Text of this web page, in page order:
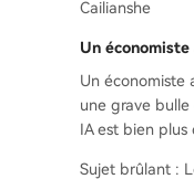
Cailianshe
Un
Un économiste
une grave
IA est bien
Sujet brûlant :